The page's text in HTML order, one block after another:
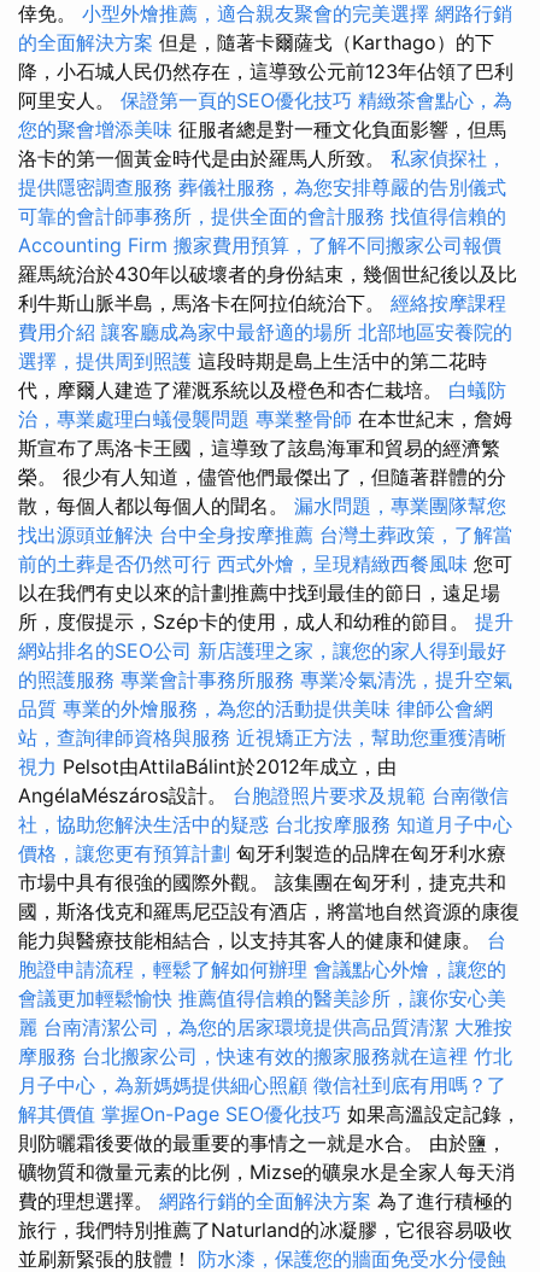
倖免。 小型外燴推薦，適合親友聚會的完美選擇 網路行銷
的全面解決方案 但是，隨著卡爾薩戈（​​Karthago）的下
降，小石城人民仍然存在，這導致公元前123年佔領了巴利
阿里安人。 保證第一頁的SEO優化技巧 精緻茶會點心，為
您的聚會增添美味 征服者總是對一種文化負面影響，但馬
洛卡的第一個黃金時代是由於羅馬人所致。 私家偵探社，
提供隱密調查服務 葬儀社服務，為您安排尊嚴的告別儀式
可靠的會計師事務所，提供全面的會計服務 找值得信賴的
Accounting Firm 搬家費用預算，了解不同搬家公司報價
羅馬統治於430年以破壞者的身份結束，幾個世紀後以及比
利牛斯山脈半島，馬洛卡在阿拉伯統治下。 經絡按摩課程
費用介紹 讓客廳成為家中最舒適的場所 北部地區安養院的
選擇，提供周到照護 這段時期是島上生活中的第二花時
代，摩爾人建造了灌溉系統以及橙色和杏仁栽培。 白蟻防
治，專業處理白蟻侵襲問題 專業整骨師 在本世紀末，詹姆
斯宣布了馬洛卡王國，這導致了該島海軍和貿易的經濟繁
榮。 很少有人知道，儘管他們最傑出了，但隨著群體的分
散，每個人都以每個人的聞名。 漏水問題，專業團隊幫您
找出源頭並解決 台中全身按摩推薦 台灣土葬政策，了解當
前的土葬是否仍然可行 西式外燴，呈現精緻西餐風味 您可
以在我們有史以來的計劃推薦中找到最佳的節日，遠足場
所，度假提示，Szép卡的使用，成人和幼稚的節目。 提升
網站排名的SEO公司 新店護理之家，讓您的家人得到最好
的照護服務 專業會計事務所服務 專業冷氣清洗，提升空氣
品質 專業的外燴服務，為您的活動提供美味 律師公會網
站，查詢律師資格與服務 近視矯正方法，幫助您重獲清晰
視力 Pelsot由AttilaBálint於2012年成立，由
AngélaMészáros設計。 台胞證照片要求及規範 台南徵信
社，協助您解決生活中的疑惑 台北按摩服務 知道月子中心
價格，讓您更有預算計劃 匈牙利製造的品牌在匈牙利水療
市場中具有很強的國際外觀。 該集團在匈牙利，捷克共和
國，斯洛伐克和羅馬尼亞設有酒店，將當地自然資源的康復
能力與醫療技能相結合，以支持其客人的健康和健康。 台
胞證申請流程，輕鬆了解如何辦理 會議點心外燴，讓您的
會議更加輕鬆愉快 推薦值得信賴的醫美診所，讓你安心美
麗 台南清潔公司，為您的居家環境提供高品質清潔 大雅按
摩服務 台北搬家公司，快速有效的搬家服務就在這裡 竹北
月子中心，為新媽媽提供細心照顧 徵信社到底有用嗎？了
解其價值 掌握On-Page SEO優化技巧 如果高溫設定記錄，
則防曬霜後要做的最重要的事情之一就是水合。 由於鹽，
礦物質和微量元素的比例，Mizse的礦泉水是全家人每天消
費的理想選擇。 網路行銷的全面解決方案 為了進行積極的
旅行，我們特別推薦了Naturland的冰凝膠，它很容易吸收
並刷新緊張的肢體！ 防水漆，保護您的牆面免受水分侵蝕